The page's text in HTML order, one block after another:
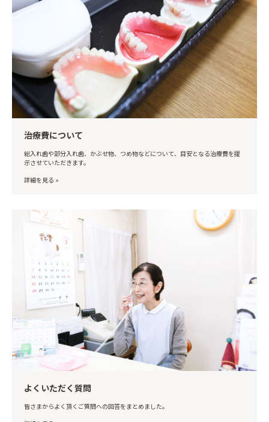
治療費について
総入れ歯や部分入れ歯、かぶせ物、つめ物などについて、目安となる治療費を提
示させていただきます。
詳細を見る »
よくいただく質問
皆さまからよく頂くご質問への回答をまとめました。